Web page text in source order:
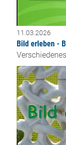
11.03.2026
Bild erleben -